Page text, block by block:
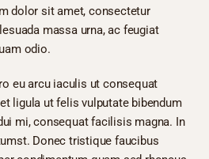
dolor sit amet, consectetur
massa urna, ac feugiat
odio.
eu arcu iaculis ut consequat
ligula ut felis vulputate bibendum
mi, consequat facilisis magna. In
Donec tristique faucibus